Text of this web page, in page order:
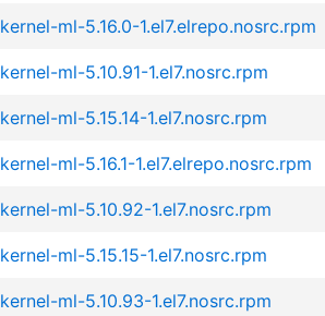
kernel-ml-5.16.0-1.el7.elrepo.nosrc.rpm
kernel-ml-5.10.91-1.el7.nosrc.rpm
kernel-ml-5.15.14-1.el7.nosrc.rpm
kernel-ml-5.16.1-1.el7.elrepo.nosrc.rpm
kernel-ml-5.10.92-1.el7.nosrc.rpm
kernel-ml-5.15.15-1.el7.nosrc.rpm
kernel-ml-5.10.93-1.el7.nosrc.rpm